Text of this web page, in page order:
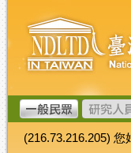
跳
到
主
要
內
容
臺
灣
博
碩
士
論
文
加
(216.73.216.205)